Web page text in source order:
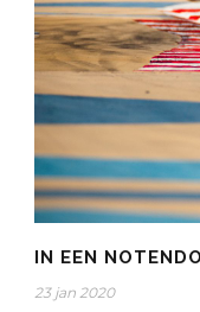
IN EEN
23 jan 2020